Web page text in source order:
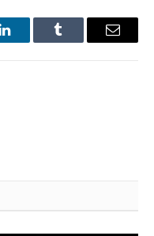
LinkedInTumblr Email